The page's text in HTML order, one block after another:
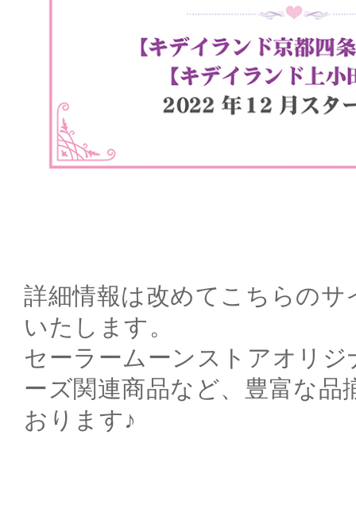
詳細情報は改めてこちらの
いたします。
セーラームーンストアオリ
ーズ関連商品など、豊富な品
おります♪